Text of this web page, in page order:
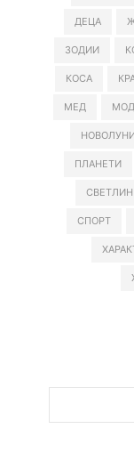
ДЕЦА
ЗОДИИ
КОСА
МЕД
ПЛАНЕТИ
СПОРТ